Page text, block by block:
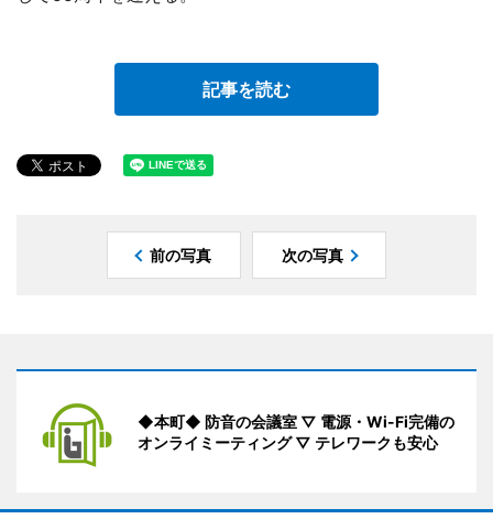
記事を読む
前の写真 次の写真
◆本町◆ 防音の会議室 ▽ 電源・Wi-Fi完備の
オンライミーティング ▽ テレワークも安心